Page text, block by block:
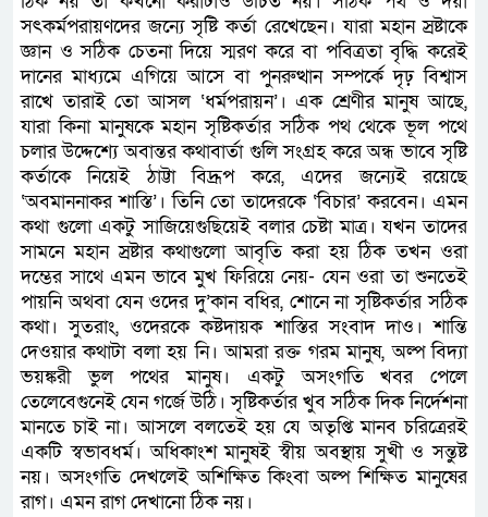
সৎকর্মপরায়ণদের জন্যে সৃষ্টি কর্তা রেখেছেন। যারা মহান স্রষ্টাকে
জ্ঞান ও সঠিক চেতনা দিয়ে স্মরণ করে বা পবিত্রতা বৃদ্ধি করেই
দানের মাধ্যমে এগিয়ে আসে বা পুনরুত্থান সম্পর্কে দৃঢ় বিশ্বাস
রাখে তারাই তো আসল ‘ধর্মপরায়ন’। এক শ্রেণীর মানুষ আছে,
যারা কিনা মানুষকে মহান সৃষ্টিকর্তার সঠিক পথ থেকে ভূল পথে
চলার উদ্দেশ্যে অবান্তর কথাবার্তা গুলি সংগ্রহ করে অন্ধ ভাবে সৃষ্টি
কর্তাকে নিয়েই ঠাট্টা বিদ্রূপ করে, এদের জন্যেই রয়েছে
‘অবমাননাকর শাস্তি’। তিনি তো তাদেরকে ‘বিচার’ করবেন। এমন
কথা গুলো একটু সাজিয়েগুছিয়েই বলার চেষ্টা মাত্র। যখন তাদের
সামনে মহান স্রষ্টার কথাগুলো অাবৃতি করা হয় ঠিক তখন ওরা
দম্ভের সাথে এমন ভাবে মুখ ফিরিয়ে নেয়- যেন ওরা তা শুনতেই
পায়নি অথবা যেন ওদের দু’কান বধির, শোনে না সৃষ্টিকর্তার সঠিক
কথা। সুতরাং, ওদেরকে কষ্টদায়ক শাস্তির সংবাদ দাও। শান্তি
দেওয়ার কথাটা বলা হয় নি। আমরা রক্ত গরম মানুষ, অল্প বিদ্যা
ভয়ঙ্করী ভুল পথের মানুষ। একটু অসংগতি খবর পেলে
তেলেবেগুনেই যেন গর্জে উঠি। সৃষ্টিকর্তার খুব সঠিক দিক নির্দেশনা
মানতে চাই না। আসলে বলতেই হয় যে অতৃপ্তি মানব চরিত্রেরই
একটি স্বভাবধর্ম। অধিকাংশ মানুষই স্বীয় অবস্থায় সুখী ও সন্তুষ্ট
নয়। অসংগতি দেখলেই অশিক্ষিত কিংবা অল্প শিক্ষিত মানুষের
রাগ। এমন রাগ দেখানো ঠিক নয়।